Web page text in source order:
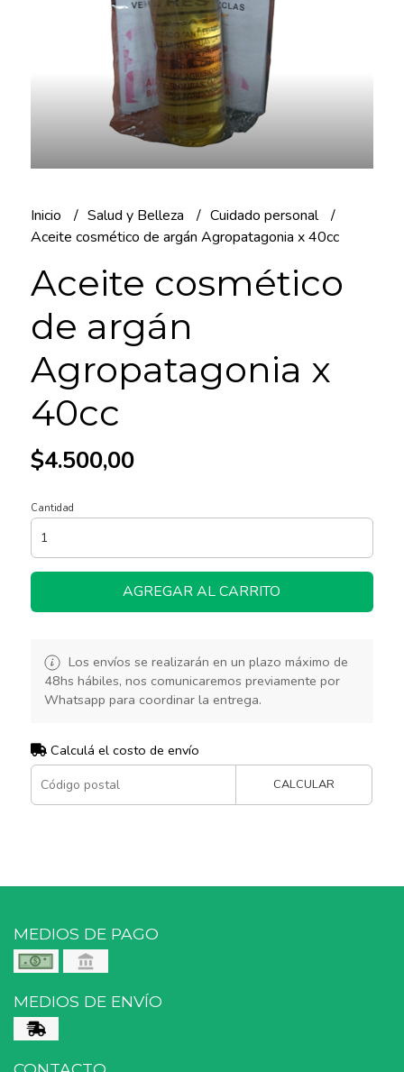
Inicio Salud y Belleza
Cuidado personal
Aceite cosmético de argán Agropatagonia x 40cc
Aceite cosmético
de argán
Agropatagonia x
40cc
$4.500,00
Cantidad
AGREGAR AL CARRITO
Los envíos se realizarán en un plazo máximo de
48hs hábiles, nos comunicaremos previamente por
Whatsapp para coordinar la entrega.
Calculá el costo de envío
CALCULAR
MEDIOS DE PAGO
MEDIOS DE ENVÍO